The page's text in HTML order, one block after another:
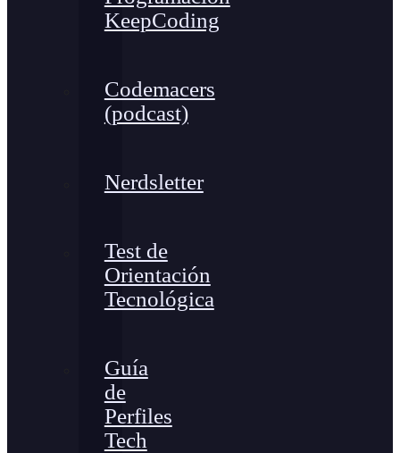
KeepCoding
Codemacers
(podcast)
Nerdsletter
Test de
Orientación
Tecnológica
Guía
de
Perfiles
Tech